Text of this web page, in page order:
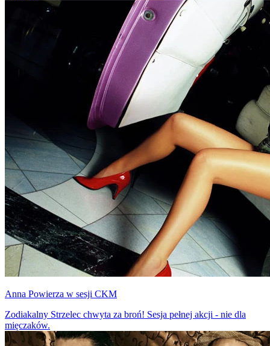
Anna Powierza w sesji CKM
Zodiakalny Strzelec chwyta za broń! Sesja pełnej akcji - nie dla
mięczaków.